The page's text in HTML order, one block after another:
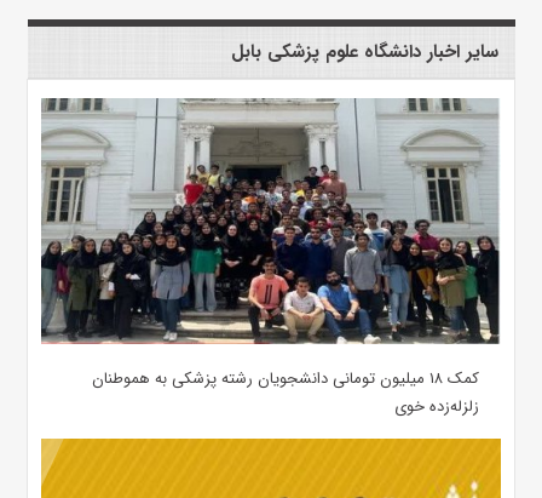
سایر اخبار دانشگاه علوم پزشکی بابل
کمک ۱۸ میلیون تومانی دانشجویان رشته پزشکی به هموطنان
زلزله‌زده خوی